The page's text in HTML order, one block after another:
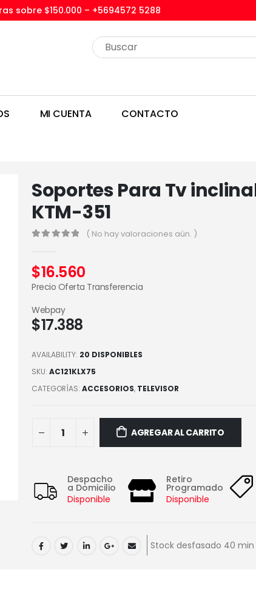
sobre $150.000 – +5694572 5288
MI CUENTA CONTACTO
Soportes Para Tv
KTM-351
( No hay valoraciones aún. )
$16.560
Precio Oferta Transferencia
$17.388
Webpay
AVAILABILITY: 20 DISPONIBLES
SKU: AC121KLX75
CATEGORÍAS: ACCESORIOS, TELEVISOR
AGREGAR AL CARRITO
Despacho
a Domicilio
Disponible
Retiro
Programado
Disponible
Stock desfasado 40 min